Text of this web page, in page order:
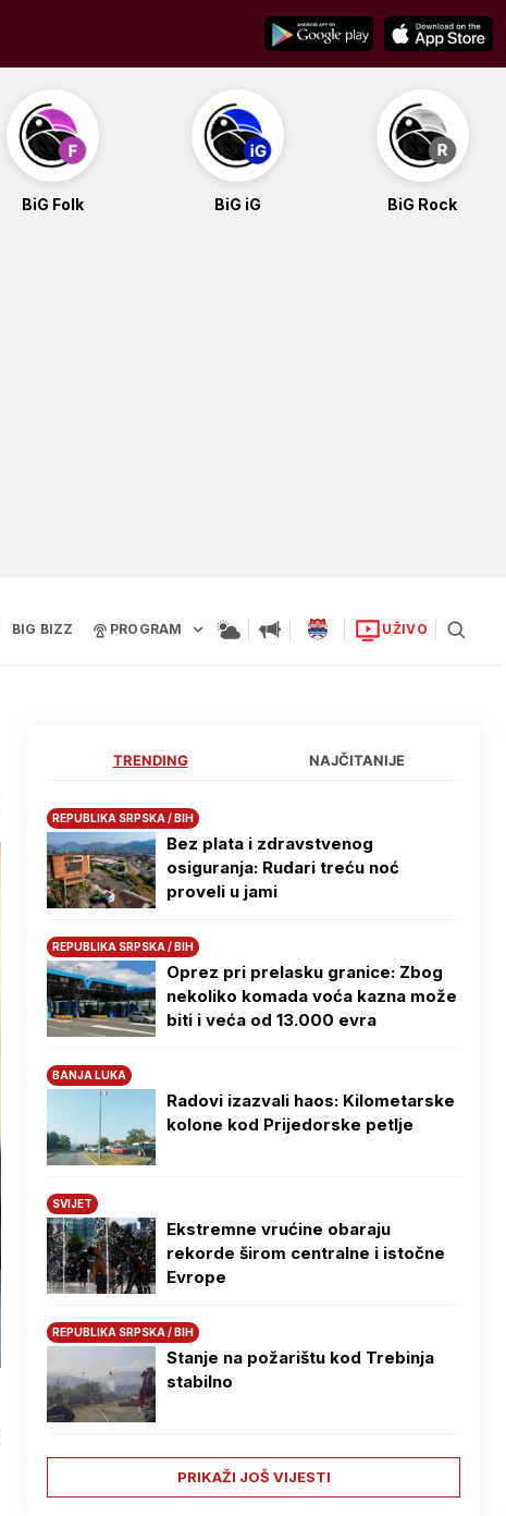
BiG Folk BiG iG BiG Rock
BIG BIZZ PROGRAM UŽIVO
TRENDING NAJČITANIJE
REPUBLIKA SRPSKA / BIH
Bez plata i zdravstvenog
osiguranja: Rudari treću noć
proveli u jami
REPUBLIKA SRPSKA / BIH
Oprez pri prelasku granice: Zbog
nekoliko komada voća kazna može
biti i veća od 13.000 evra
BANJA LUKA
Radovi izazvali haos: Kilometarske
kolone kod Prijedorske petlje
SVIJET
Ekstremne vrućine obaraju
rekorde širom centralne i istočne
Evrope
REPUBLIKA SRPSKA / BIH
Stanje na požarištu kod Trebinja
stabilno
PRIKAŽI JOŠ VIJESTI